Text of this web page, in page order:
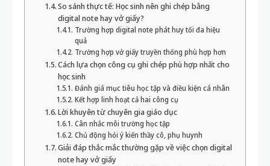
So sánh thực tế: Học sinh nên ghi chép bằng
digital note hay vở giấy?
Trường hợp digital note phát huy tối đa hiệu
quả
Trường hợp vở giấy truyền thống phù hợp hơn
Cách lựa chọn công cụ ghi chép phù hợp nhất cho
học sinh
Đánh giá mục tiêu học tập và điều kiện cá nhân
Kết hợp linh hoạt cả hai công cụ
Lời khuyên từ chuyên gia giáo dục
Cân nhắc môi trường học tập
Chủ động hỏi ý kiến thầy cô, phụ huynh
Giải đáp thắc mắc thường gặp về việc chọn digital
note hay vở giấy